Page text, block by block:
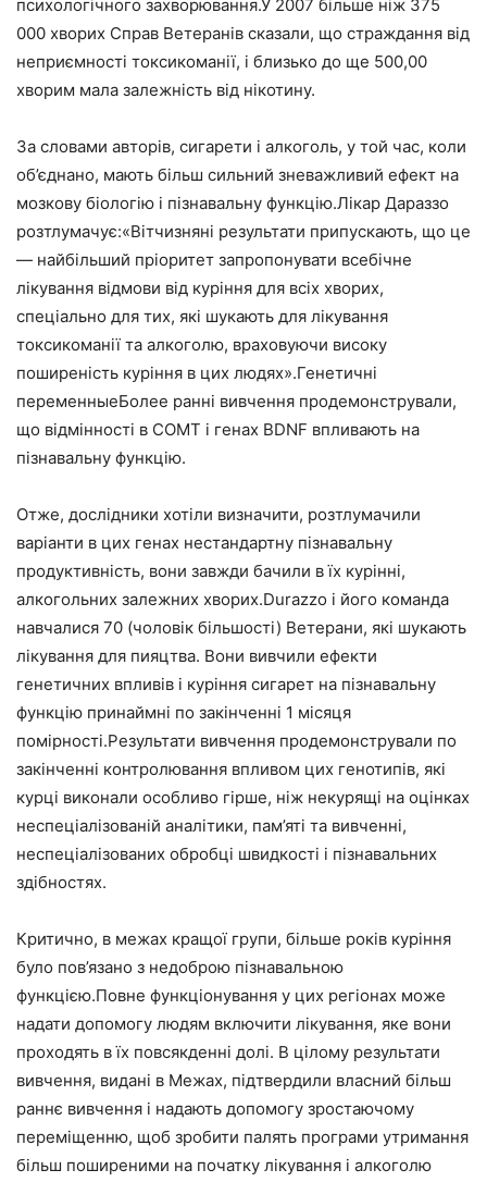
психологічного захворювання.У 2007 більше ніж 375
000 хворих Справ Ветеранів сказали, що страждання від
неприємності токсикоманії, і близько до ще 500,00
хворим мала залежність від нікотину.
За словами авторів, сигарети і алкоголь, у той час, коли
об’єднано, мають більш сильний зневажливий ефект на
мозкову біологію і пізнавальну функцію.Лікар Дараззо
розтлумачує:«Вітчизняні результати припускають, що це
— найбільший пріоритет запропонувати всебічне
лікування відмови від куріння для всіх хворих,
спеціально для тих, які шукають для лікування
токсикоманії та алкоголю, враховуючи високу
поширеність куріння в цих людях».Генетичні
переменныеБолее ранні вивчення продемонстрували,
що відмінності в COMT і генах BDNF впливають на
пізнавальну функцію.
Отже, дослідники хотіли визначити, розтлумачили
варіанти в цих генах нестандартну пізнавальну
продуктивність, вони завжди бачили в їх курінні,
алкогольних залежних хворих.Durazzo і його команда
навчалися 70 (чоловік більшості) Ветерани, які шукають
лікування для пияцтва. Вони вивчили ефекти
генетичних впливів і куріння сигарет на пізнавальну
функцію принаймні по закінченні 1 місяця
помірності.Результати вивчення продемонстрували по
закінченні контролювання впливом цих генотипів, які
курці виконали особливо гірше, ніж некурящі на оцінках
неспеціалізованій аналітики, пам’яті та вивченні,
неспеціалізованих обробці швидкості і пізнавальних
здібностях.
Критично, в межах кращої групи, більше років куріння
було пов’язано з недоброю пізнавальною
функцією.Повне функціонування у цих регіонах може
надати допомогу людям включити лікування, яке вони
проходять в їх повсякденні долі. В цілому результати
вивчення, видані в Межах, підтвердили власний більш
раннє вивчення і надають допомогу зростаючому
переміщенню, щоб зробити палять програми утримання
більш поширеними на початку лікування і алкоголю